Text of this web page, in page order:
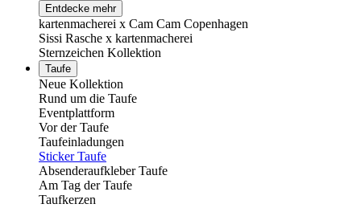
Entdecke mehr
kartenmacherei x Cam Cam Copenhagen
Sissi Rasche x kartenmacherei
Sternzeichen Kollektion
Taufe
Neue Kollektion
Rund um die Taufe
Eventplattform
Vor der Taufe
Taufeinladungen
Sticker Taufe
Absenderaufkleber Taufe
Am Tag der Taufe
Taufkerzen